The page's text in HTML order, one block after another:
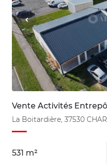
Vente Activités
La Boitardière, 37530
531 m²